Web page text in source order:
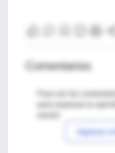
Comentarios
Para ver los
Ingresar a